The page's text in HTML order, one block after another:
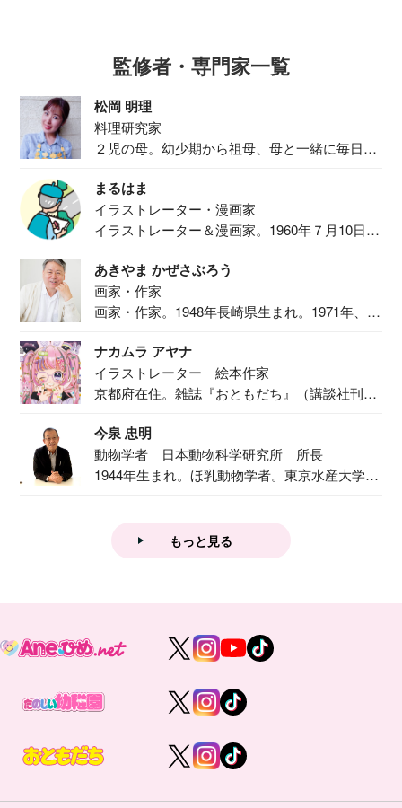
監修者・専門家一覧
松岡 明理
料理研究家
２児の母。幼少期から祖母、母と一緒に毎日の
まるはま
イラストレーター・漫画家
イラストレーター＆漫画家。1960年７月10日生
あきやま かぜさぶろう
画家・作家
画家・作家。1948年長崎県生まれ。1971年、
ナカムラ アヤナ
イラストレーター 絵本作家
京都府在住。雑誌『おともだち』（講談社刊）
今泉 忠明
動物学者 日本動物科学研究所 所長
1944年生まれ。ほ乳動物学者。東京水産大学卒
もっと見る